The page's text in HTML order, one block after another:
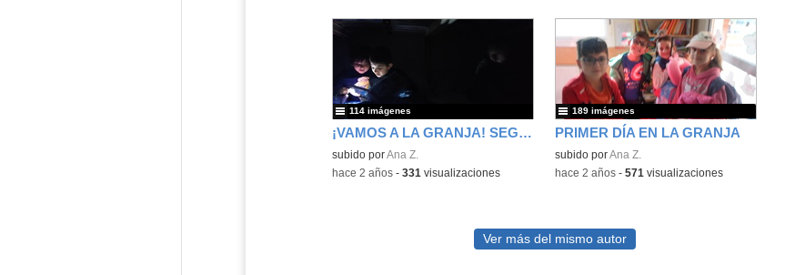
¡VAMOS A LA GRANJA! SEGUNDO DÍA
subido porAna Z.
114 imágenes
-hace 2 años- 331 visualizaciones
PRIMER DÍA EN LA GRANJA
subido porAna Z.
189 imágenes
-hace 2 años- 571 visualizaciones
Ver más del mismo autor